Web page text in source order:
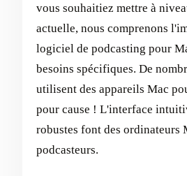
vous souhaitiez mettre à
actuelle, nous comprenons
logiciel de podcasting pour
besoins spécifiques. De
utilisent des appareils Mac
pour cause ! L'interface
robustes font des ordinateurs
podcasteurs.